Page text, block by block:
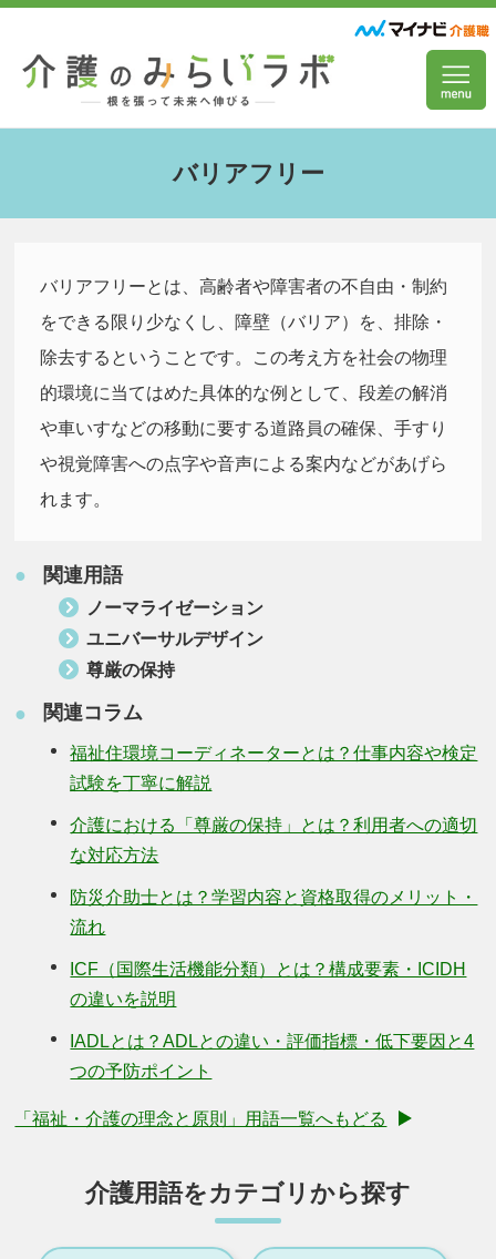
バリアフリー
バリアフリーとは、高齢者や障害者の不自由・制約
をできる限り少なくし、障壁（バリア）を、排除・
除去するということです。この考え方を社会の物理
的環境に当てはめた具体的な例として、段差の解消
や車いすなどの移動に要する道路員の確保、手すり
や視覚障害への点字や音声による案内などがあげら
れます。
● 関連用語
ノーマライゼーション
ユニバーサルデザイン
尊厳の保持
● 関連コラム
福祉住環境コーディネーターとは？仕事内容や検定
試験を丁寧に解説
介護における「尊厳の保持」とは？利用者への適切
な対応方法
防災介助士とは？学習内容と資格取得のメリット・
流れ
ICF（国際生活機能分類）とは？構成要素・ICIDH
の違いを説明
IADLとは？ADLとの違い・評価指標・低下要因と4
つの予防ポイント
「福祉・介護の理念と原則」用語一覧へもどる
介護用語をカテゴリから探す